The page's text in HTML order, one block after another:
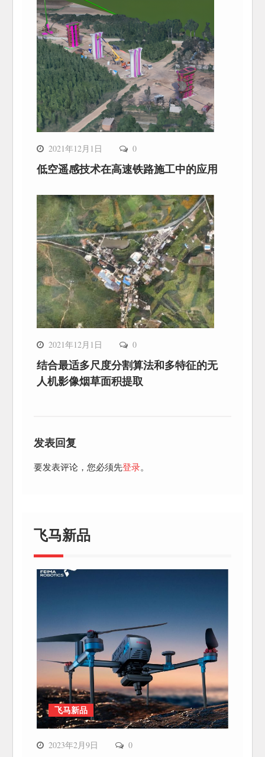
2021年12月1日 0
低空遥感技术在高速铁路施工中的应用
2021年12月1日 0
结合最适多尺度分割算法和多特征的无
人机影像烟草面积提取
发表回复
要发表评论，您必须先登录。
飞马新品
飞马新品
2023年2月9日 0